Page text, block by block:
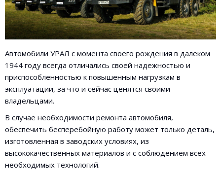
Автомобили УРАЛ с момента своего рождения в далеком
1944 году всегда отличались своей надежностью и
приспособленностью к повышенным нагрузкам в
эксплуатации, за что и сейчас ценятся своими
владельцами.
В случае необходимости ремонта автомобиля,
обеспечить бесперебойную работу может только деталь,
изготовленная в заводских условиях, из
высококачественных материалов и с соблюдением всех
необходимых технологий.